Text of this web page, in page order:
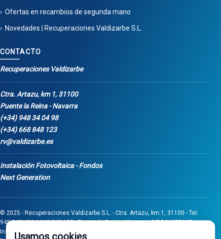
Ofertas en recambios de segunda mano
Novedades | Recuperaciones Valdizarbe S.L.
CONTACTO
Recuperaciones Valdizarbe
Ctra. Artazu, km 1, 31100
Puente la Reina - Navarra
(+34) 948 34 04 98
(+34) 668 848 123
rv@valdizarbe.es
Instalación Fotovoltaica - Fondos
Next Generation
© 2025 - Recuperaciones Valdizarbe S.L. - Ctra. Artazu, km 1, 31100 - Tel:
948 340 498 / 668 848 123 - Puente la Reina - Navarra - CIF B31275837.
Inscrita en el Registro Mercantil de Navarra, Tomo 32, Folio 75, Hoja 525.
Usamos cookies